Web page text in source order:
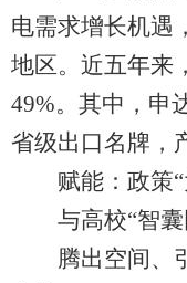
电需求增长机遇
地区。近五年来
49%。其中，申
省级出口名牌，
赋能：政策“
与高校“智囊
腾出空间、引